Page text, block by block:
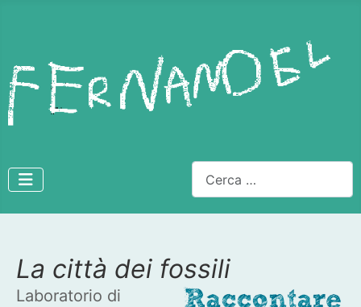
Cerca
Dettagli
La città dei fossili
Laboratorio di